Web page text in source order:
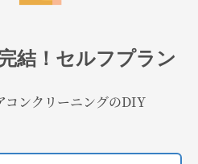
結！セルフプラン
コンクリーニングのDIY